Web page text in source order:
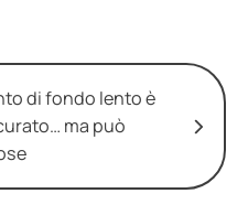
di fondo lento è
ma può